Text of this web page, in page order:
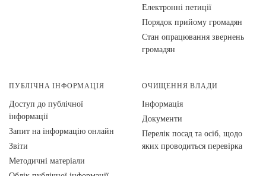
Електронні петиції
Порядок прийому громадян
Стан опрацювання звернень
громадян
ПУБЛІЧНА ІНФОРМАЦІЯ
Доступ до публічної
інформації
Запит на інформацію онлайн
Звіти
Методичні матеріали
ОЧИЩЕННЯ ВЛАДИ
Інформація
Документи
Перелік посад та осіб, щодо
яких проводиться перевірка